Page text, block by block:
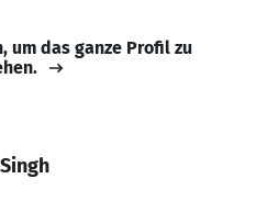
um das ganze Profil zu